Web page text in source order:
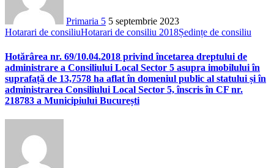
Primaria 5 5 septembrie 2023
Hotarari de consiliuHotarari de consiliu 2018Ședințe de consiliu
Hotărârea nr. 69/10.04.2018 privind încetarea dreptului de
administrare a Consiliului Local Sector 5 asupra imobilului în
suprafață de 13,7578 ha aflat în domeniul public al statului și în
administrarea Consiliului Local Sector 5, înscris în CF nr.
218783 a Municipiului București